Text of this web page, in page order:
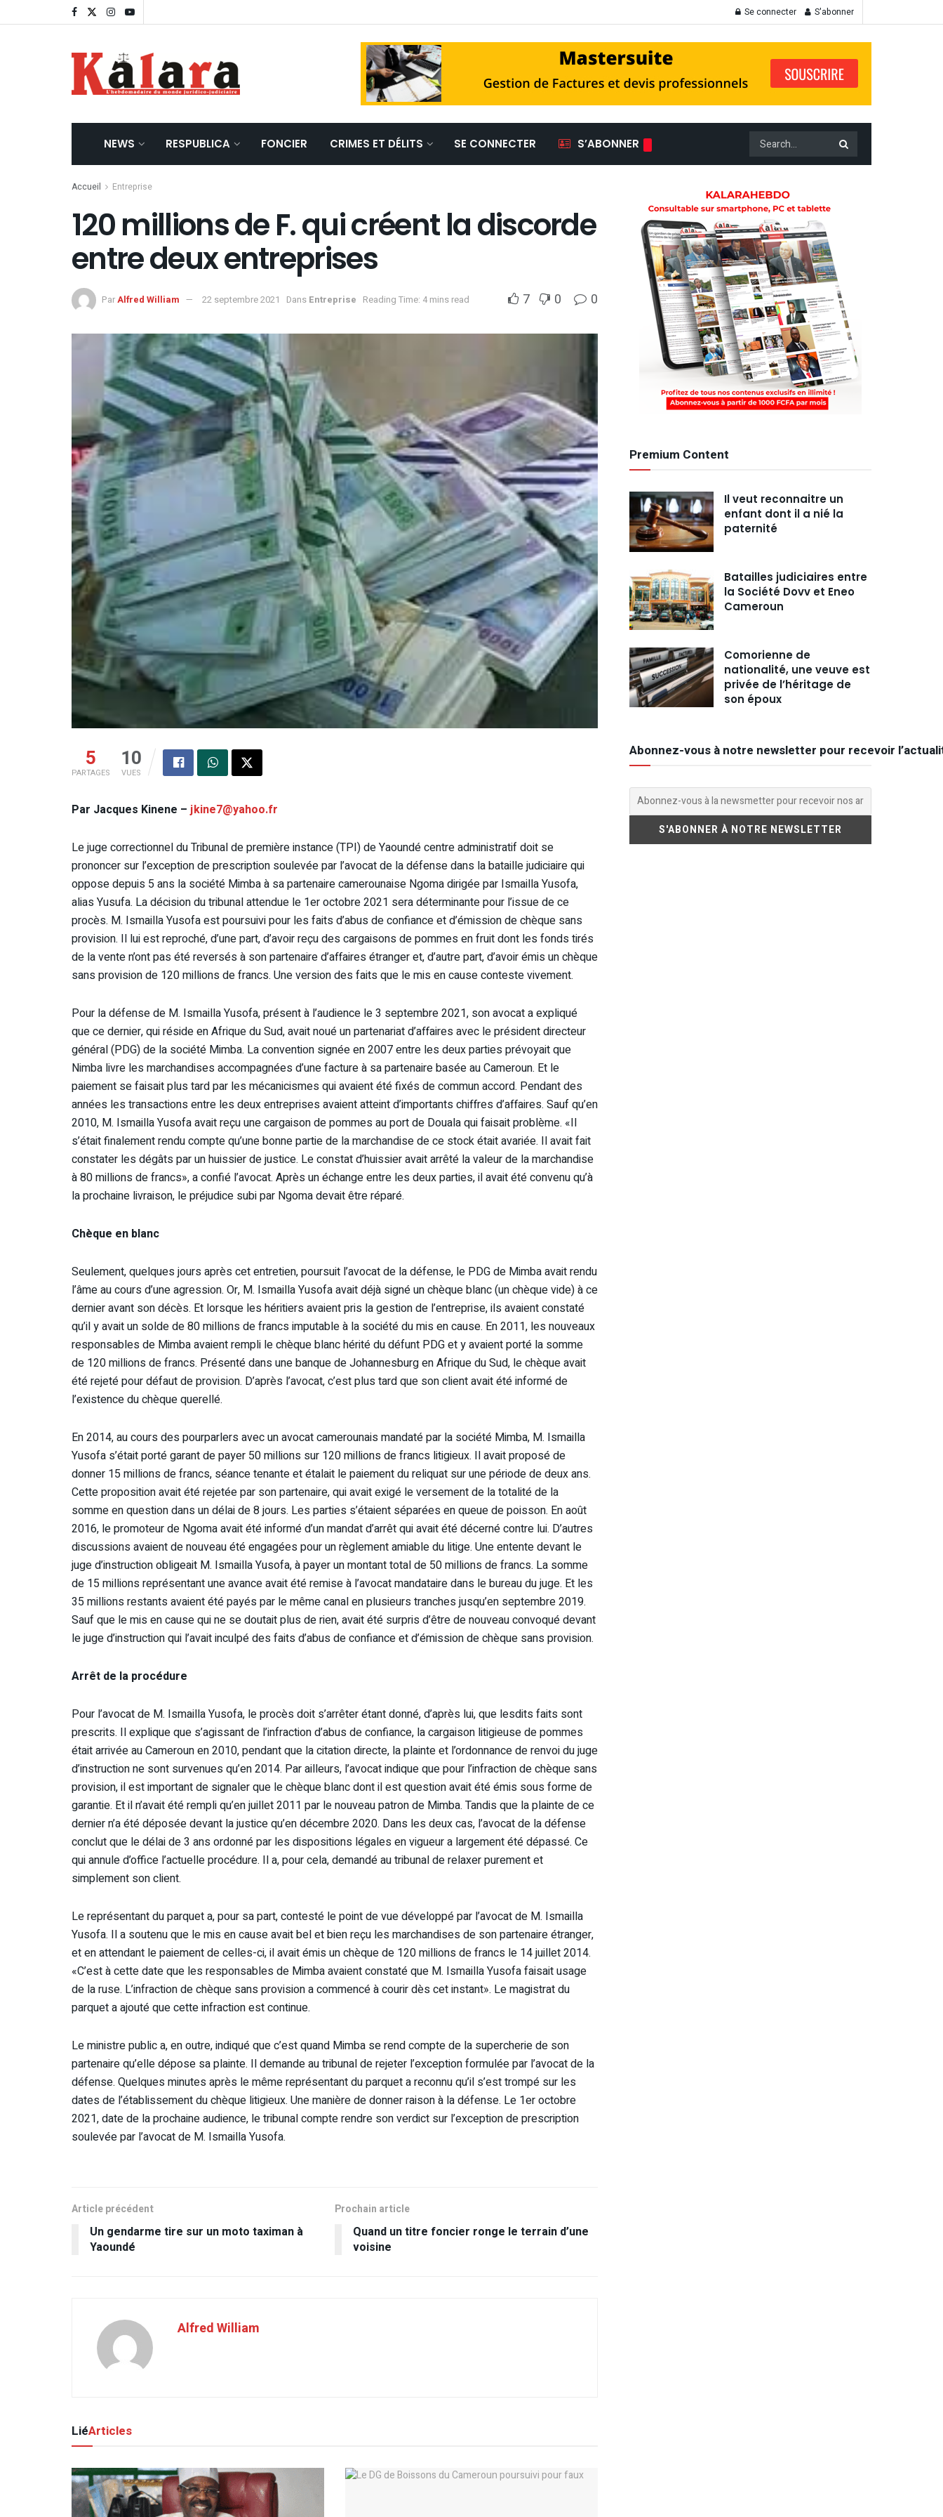
Se connecter S'abonner
NEWS RESPUBLICA FONCIER CRIMES ET DÉLITS SE CONNECTER S’ABONNER
Accueil Entreprise
120 millions de F. qui créent la discorde
entre deux entreprises
ParAlfred William 22 septembre 2021 Dans Entreprise Reading Time: 4 mins read 7 0 0
5
PARTAGES
10
VUES
Par Jacques Kinene – jkine7@yahoo.fr
Le juge correctionnel du Tribunal de première instance (TPI) de Yaoundé centre administratif doit se
prononcer sur l’exception de prescription soulevée par l’avocat de la défense dans la bataille judiciaire qui
oppose depuis 5 ans la société Mimba à sa partenaire camerounaise Ngoma dirigée par Ismailla Yusofa,
alias Yusufa. La décision du tribunal attendue le 1er octobre 2021 sera déterminante pour l’issue de ce
procès. M. Ismailla Yusofa est poursuivi pour les faits d’abus de confiance et d’émission de chèque sans
provision. Il lui est reproché, d’une part, d’avoir reçu des cargaisons de pommes en fruit dont les fonds tirés
de la vente n’ont pas été reversés à son partenaire d’affaires étranger et, d’autre part, d’avoir émis un chèque
sans provision de 120 millions de francs. Une version des faits que le mis en cause conteste vivement.
Pour la défense de M. Ismailla Yusofa, présent à l’audience le 3 septembre 2021, son avocat a expliqué
que ce dernier, qui réside en Afrique du Sud, avait noué un partenariat d’affaires avec le président directeur
général (PDG) de la société Mimba. La convention signée en 2007 entre les deux parties prévoyait que
Nimba livre les marchandises accompagnées d’une facture à sa partenaire basée au Cameroun. Et le
paiement se faisait plus tard par les mécanicismes qui avaient été fixés de commun accord. Pendant des
années les transactions entre les deux entreprises avaient atteint d’importants chiffres d’affaires. Sauf qu’en
2010, M. Ismailla Yusofa avait reçu une cargaison de pommes au port de Douala qui faisait problème. «Il
s’était finalement rendu compte qu’une bonne partie de la marchandise de ce stock était avariée. Il avait fait
constater les dégâts par un huissier de justice. Le constat d’huissier avait arrêté la valeur de la marchandise
à 80 millions de francs», a confié l’avocat. Après un échange entre les deux parties, il avait été convenu qu’à
la prochaine livraison, le préjudice subi par Ngoma devait être réparé.
Chèque en blanc
Seulement, quelques jours après cet entretien, poursuit l’avocat de la défense, le PDG de Mimba avait rendu
l’âme au cours d’une agression. Or, M. Ismailla Yusofa avait déjà signé un chèque blanc (un chèque vide) à ce
dernier avant son décès. Et lorsque les héritiers avaient pris la gestion de l’entreprise, ils avaient constaté
qu’il y avait un solde de 80 millions de francs imputable à la société du mis en cause. En 2011, les nouveaux
responsables de Mimba avaient rempli le chèque blanc hérité du défunt PDG et y avaient porté la somme
de 120 millions de francs. Présenté dans une banque de Johannesburg en Afrique du Sud, le chèque avait
été rejeté pour défaut de provision. D’après l’avocat, c’est plus tard que son client avait été informé de
l’existence du chèque querellé.
En 2014, au cours des pourparlers avec un avocat camerounais mandaté par la société Mimba, M. Ismailla
Yusofa s’était porté garant de payer 50 millions sur 120 millions de francs litigieux. Il avait proposé de
donner 15 millions de francs, séance tenante et étalait le paiement du reliquat sur une période de deux ans.
Cette proposition avait été rejetée par son partenaire, qui avait exigé le versement de la totalité de la
somme en question dans un délai de 8 jours. Les parties s’étaient séparées en queue de poisson. En août
2016, le promoteur de Ngoma avait été informé d’un mandat d’arrêt qui avait été décerné contre lui. D’autres
discussions avaient de nouveau été engagées pour un règlement amiable du litige. Une entente devant le
juge d’instruction obligeait M. Ismailla Yusofa, à payer un montant total de 50 millions de francs. La somme
de 15 millions représentant une avance avait été remise à l’avocat mandataire dans le bureau du juge. Et les
35 millions restants avaient été payés par le même canal en plusieurs tranches jusqu’en septembre 2019.
Sauf que le mis en cause qui ne se doutait plus de rien, avait été surpris d’être de nouveau convoqué devant
le juge d’instruction qui l’avait inculpé des faits d’abus de confiance et d’émission de chèque sans provision.
Arrêt de la procédure
Pour l’avocat de M. Ismailla Yusofa, le procès doit s’arrêter étant donné, d’après lui, que lesdits faits sont
prescrits. Il explique que s’agissant de l’infraction d’abus de confiance, la cargaison litigieuse de pommes
était arrivée au Cameroun en 2010, pendant que la citation directe, la plainte et l’ordonnance de renvoi du juge
d’instruction ne sont survenues qu’en 2014. Par ailleurs, l’avocat indique que pour l’infraction de chèque sans
provision, il est important de signaler que le chèque blanc dont il est question avait été émis sous forme de
garantie. Et il n’avait été rempli qu’en juillet 2011 par le nouveau patron de Mimba. Tandis que la plainte de ce
dernier n’a été déposée devant la justice qu’en décembre 2020. Dans les deux cas, l’avocat de la défense
conclut que le délai de 3 ans ordonné par les dispositions légales en vigueur a largement été dépassé. Ce
qui annule d’office l’actuelle procédure. Il a, pour cela, demandé au tribunal de relaxer purement et
simplement son client.
Le représentant du parquet a, pour sa part, contesté le point de vue développé par l’avocat de M. Ismailla
Yusofa. Il a soutenu que le mis en cause avait bel et bien reçu les marchandises de son partenaire étranger,
et en attendant le paiement de celles-ci, il avait émis un chèque de 120 millions de francs le 14 juillet 2014.
«C’est à cette date que les responsables de Mimba avaient constaté que M. Ismailla Yusofa faisait usage
de la ruse. L’infraction de chèque sans provision a commencé à courir dès cet instant». Le magistrat du
parquet a ajouté que cette infraction est continue.
Le ministre public a, en outre, indiqué que c’est quand Mimba se rend compte de la supercherie de son
partenaire qu’elle dépose sa plainte. Il demande au tribunal de rejeter l’exception formulée par l’avocat de la
défense. Quelques minutes après le même représentant du parquet a reconnu qu’il s’est trompé sur les
dates de l’établissement du chèque litigieux. Une manière de donner raison à la défense. Le 1er octobre
2021, date de la prochaine audience, le tribunal compte rendre son verdict sur l’exception de prescription
soulevée par l’avocat de M. Ismailla Yusofa.
Article précédent
Un gendarme tire sur un moto taximan à
Yaoundé
Prochain article
Quand un titre foncier ronge le terrain d’une
voisine
Alfred William
LiéArticles
Premium Content
Il veut reconnaitre un
enfant dont il a nié la
paternité
Batailles judiciaires entre
la Société Dovv et Eneo
Cameroun
Comorienne de
nationalité, une veuve est
privée de l’héritage de
son époux
Abonnez-vous à notre newsletter pour recevoir